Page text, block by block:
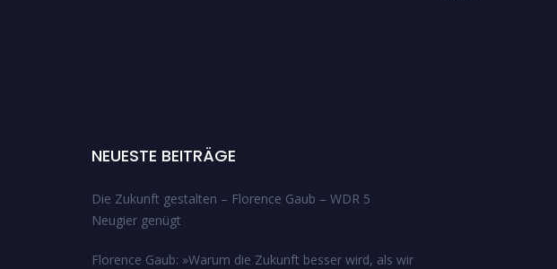
NEUESTE BEITRÄGE
Die Zukunft gestalten – Florence Gaub – WDR 5
Neugier genügt
Florence Gaub: »Warum die Zukunft besser wird, als wir